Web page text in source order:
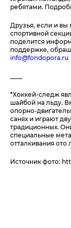
ребятами.
Друзья, если и
спортивной
поделится
поддержке,
info@fondopora.ru
*Хоккей-следж
шайбой на льду.
опорно-
санях и играют
традиционных.
специальные
отталкивания ото
Источник фото: